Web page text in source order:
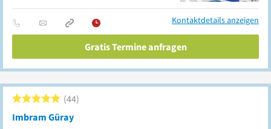
Kontaktdetails anzeigen
Gratis Termine anfragen
Imbram Güray
44